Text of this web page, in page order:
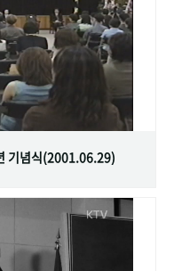
기념식(2001.06.29)